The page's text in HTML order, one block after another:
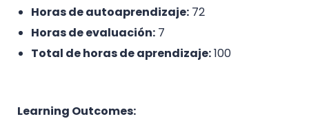
Horas de autoaprendizaje: 72
Horas de evaluación: 7
Total de horas de aprendizaje:100
Learning Outcomes: